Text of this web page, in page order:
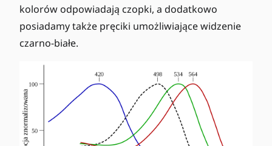
kolorów odpowiadają czopki, a dodatkowo
posiadamy także pręciki umożliwiające widzenie
czarno-białe.